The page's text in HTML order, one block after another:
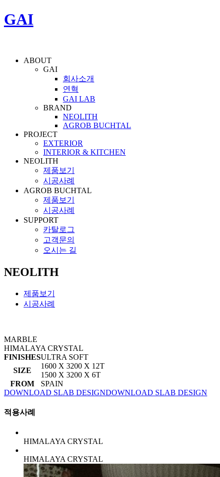
GAI
ABOUT
GAI
회사소개
연혁
GAI LAB
BRAND
NEOLITH
AGROB BUCHTAL
PROJECT
EXTERIOR
INTERIOR & KITCHEN
NEOLITH
제품보기
시공사례
AGROB BUCHTAL
제품보기
시공사례
SUPPORT
카탈로그
고객문의
오시는 길
NEOLITH
제품보기
시공사례
MARBLE
HIMALAYA CRYSTAL
FINISHESULTRA SOFT
SIZE
1600 X 3200 X 12T
1500 X 3200 X 6T
FROM
SPAIN
DOWNLOAD SLAB DESIGNDOWNLOAD SLAB DESIGN
적용사례
HIMALAYA CRYSTAL
HIMALAYA CRYSTAL